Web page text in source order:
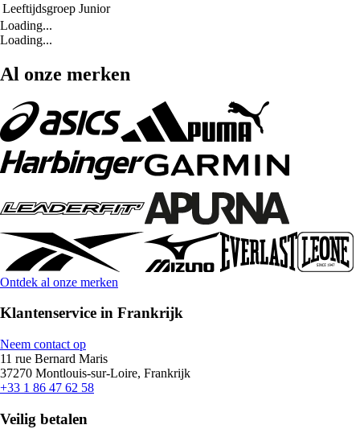
Leeftijdsgroep Junior
Loading...
Loading...
Al onze merken
Ontdek al onze merken
Klantenservice in Frankrijk
Neem contact op
11 rue Bernard Maris
37270 Montlouis-sur-Loire, Frankrijk
+33 1 86 47 62 58
Veilig betalen